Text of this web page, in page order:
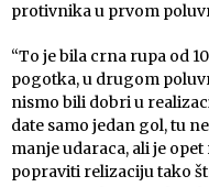
protivnika u prvom
“To je bila crna rupa od
pogotka, u drugom
nismo bili dobri u
date samo jedan gol, tu
manje udaraca, ali je
popraviti relizaciju tako